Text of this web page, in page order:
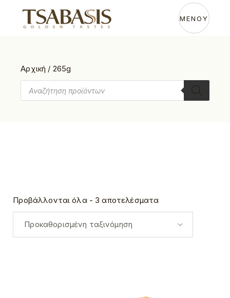
content
ΜΕΝΟΥ
Αρχική / 265g
Products
search
Προβάλλονται όλα - 3 αποτελέσματα
Προκαθορισμένη ταξινόμηση